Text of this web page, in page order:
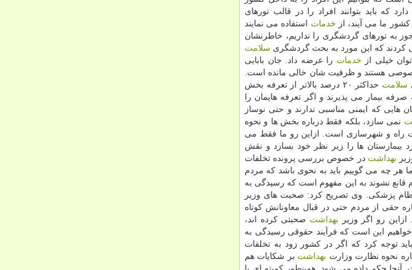
كه باید بتوانند افراد را در قالب تورهای
ما می آیند، از خدمات استفاده می نمایند
به تورهای گردشگری را نداریم، خاطرنشان
كردند كه این مورد به بحث گردشگری سلامت
خیلی از خدمات را عرضه داد. جان بابایی
هستند و ظرفیت شان خالی مانده است.
سلامت
حداكثر ۲۰ درصد بالاتر از تعرفه بخش
بیمار می پذیرند و اگر تعرفه هایمان را
هایی كه ایمنی مناسبی ندارند و حتی نوساز
نمی سازد، بلكه فقط درباره بخش ها و نحوه
راه و شهرسازی است. ازاین رو ما فقط می
بیمارستان ها را زیر نظر خود بسازد و نقش
بهداشت در خصوص بررسی پرونده تخلفات
هر چه می گوییم باید به نحوی باشد كه مردم
قانع نشوند به این مفهوم است كه رسیدگی به
پزشكی. وی تصریح كرد: صحبت های وزیر
حقی از مردم حتی در قبال معاونانش كوتاه
رو اگر وزیر بهداشت صحبتی كرده اند،
این است كه فرآیند حقوقی رسیدگی به
توجه كرد كه اگر در كشور زود به تخلفات
نحوه نظارت وزارت بهداشت بر شكایات هم